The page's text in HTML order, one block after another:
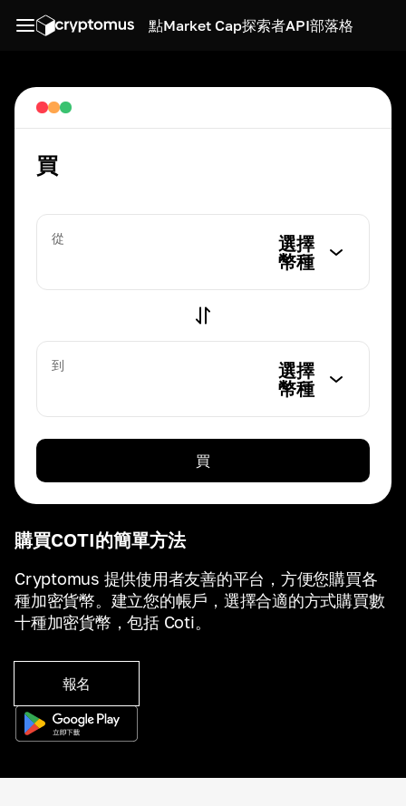
點Market Cap探索者API部落格
購買COTI的簡單方法
Cryptomus 提供使用者友善的平台，方便您購買各
種加密貨幣。建立您的帳戶，選擇合適的方式購買數
十種加密貨幣，包括 Coti。
報名
買
從
選擇
幣種
到
選擇
幣種
買